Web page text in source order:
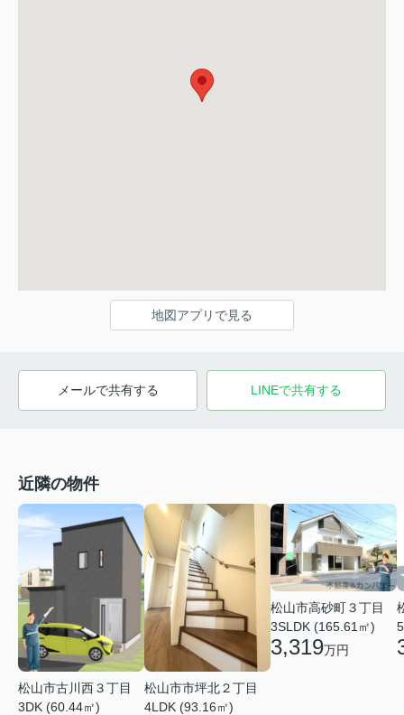
地図アプリで見る
メールで共有する LINEで共有する
近隣の物件
松山市古川西３丁目
3DK (60.44㎡)
松山市市坪北２丁目
4LDK (93.16㎡)
松山市高砂町３丁目
3SLDK (165.61㎡)
3,319万円